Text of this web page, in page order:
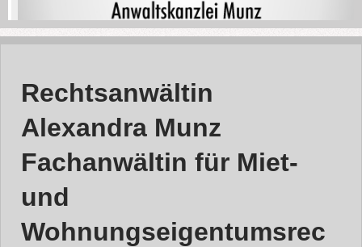
Rechtsanwältin
Alexandra Munz
Fachanwältin für Miet-
und
Wohnungseigentumsrec